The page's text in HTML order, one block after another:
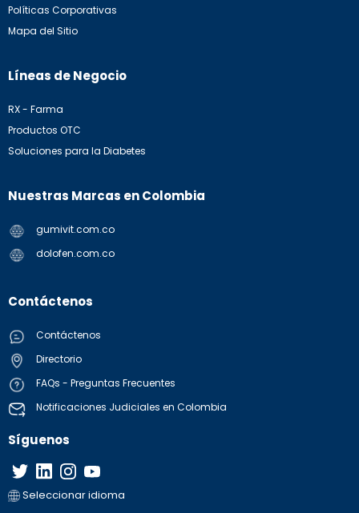
Políticas Corporativas
Mapa del Sitio
Líneas de Negocio
RX - Farma
Productos OTC
Soluciones para la Diabetes
Nuestras Marcas en Colombia
gumivit.com.co
dolofen.com.co
Contáctenos
Contáctenos
Directorio
FAQs - Preguntas Frecuentes
Notificaciones Judiciales en Colombia
Síguenos
Seleccionar idioma